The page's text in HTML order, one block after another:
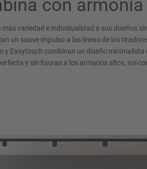
con armonía
más variedad e individualidad a sus diseños
un suave impulso a las líneas de los
y Easytouch combinan un diseño
y sin fisuras a los armarios altos, así